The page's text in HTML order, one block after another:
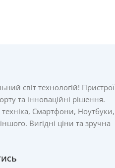
світ технологій! Пристрої
та інноваційні рішення.
Смартфони, Ноутбуки,
Вигідні ціни та зручна